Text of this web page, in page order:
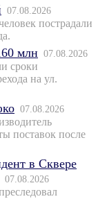
07.08.2026
пострадали
млн 07.08.2026
сроки
на ул.
07.08.2026
поставок после
в Сквере
07.08.2026